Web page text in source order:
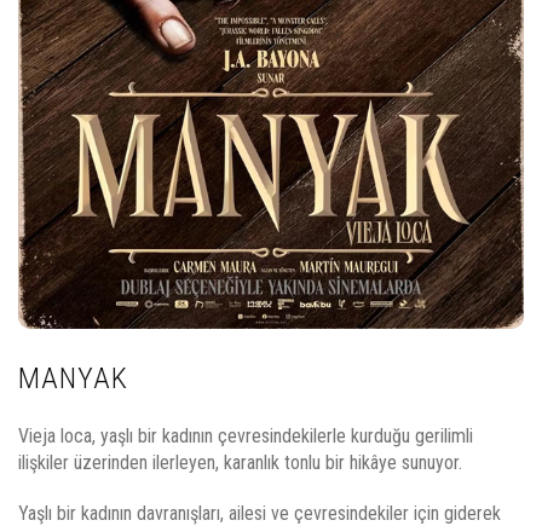
MANYAK
Vieja loca, yaşlı bir kadının çevresindekilerle kurduğu gerilimli
ilişkiler üzerinden ilerleyen, karanlık tonlu bir hikâye sunuyor.
Yaşlı bir kadının davranışları, ailesi ve çevresindekiler için giderek